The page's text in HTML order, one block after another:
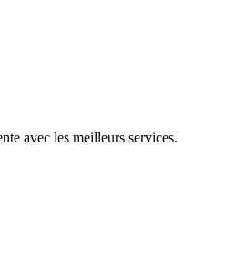
avec les meilleurs services.